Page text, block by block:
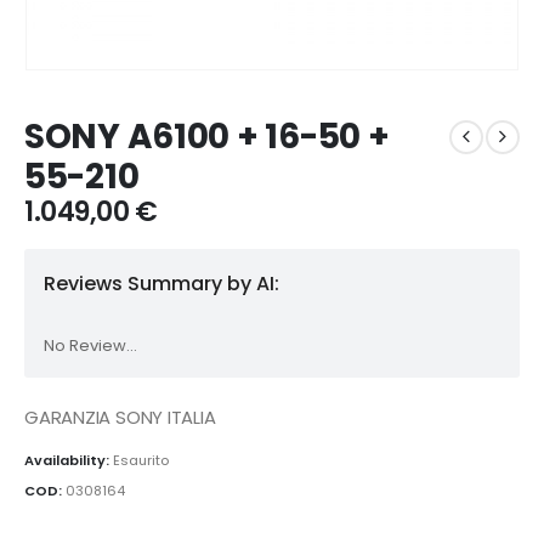
SONY A6100 + 16-50 +
55-210
1.049,00€
Reviews Summary by AI:
No Review...
GARANZIA SONY ITALIA
Availability: Esaurito
COD: 0308164